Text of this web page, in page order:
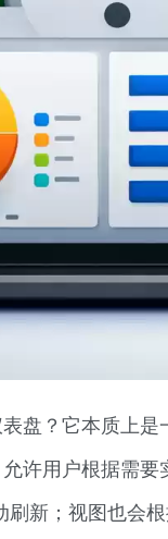
盘？它本质上
允许用户根据需
刷新；视图也会